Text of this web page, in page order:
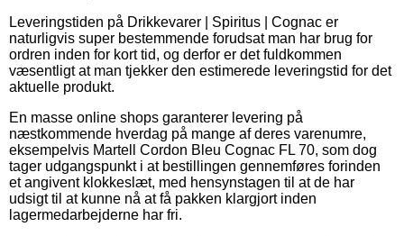
Leveringstiden på Drikkevarer | Spiritus | Cognac er
naturligvis super bestemmende forudsat man har brug for
ordren inden for kort tid, og derfor er det fuldkommen
væsentligt at man tjekker den estimerede leveringstid for det
aktuelle produkt.
En masse online shops garanterer levering på
næstkommende hverdag på mange af deres varenumre,
eksempelvis Martell Cordon Bleu Cognac FL 70, som dog
tager udgangspunkt i at bestillingen gennemføres forinden
et angivent klokkeslæt, med hensynstagen til at de har
udsigt til at kunne nå at få pakken klargjort inden
lagermedarbejderne har fri.